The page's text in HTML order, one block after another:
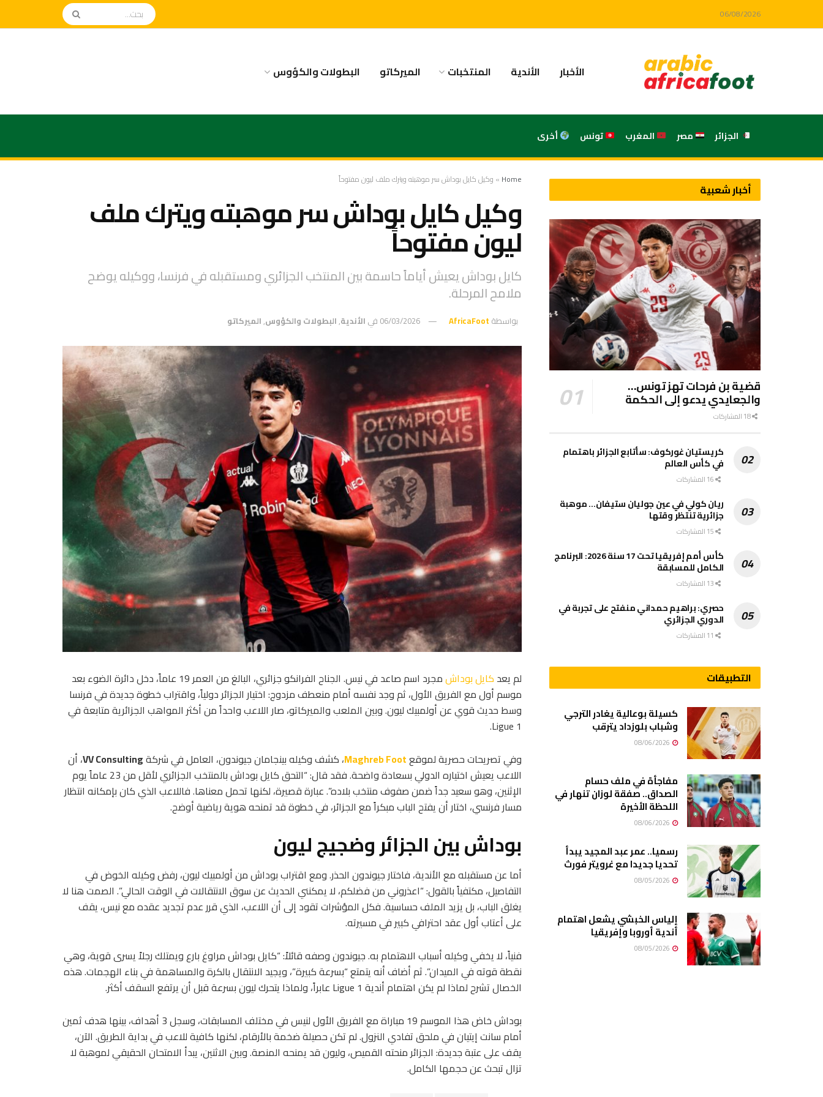
06/08/2026
الأخبار الأندية المنتخبات الميركاتو البطولات والكؤوس
الجزائر مصر المغرب تونس أخرى
Home
» وكيل كايل بوداش سر موهبته ويترك ملف ليون مفتوحاً
وكيل كايل بوداش سر موهبته ويترك ملف
ليون مفتوحاً
كايل بوداش يعيش أياماً حاسمة بين المنتخب الجزائري ومستقبله في فرنسا، ووكيله يوضح
ملامح المرحلة.
بواسطة AfricaFoot
06/03/2026 في الأندية,البطولات والكؤوس,الميركاتو
لم يعد كايل بوداش
مجرد اسم صاعد في نيس. الجناح الفرانكو جزائري، البالغ من العمر 19 عاماً، دخل دائرة الضوء بعد
موسم أول مع الفريق الأول، ثم وجد نفسه أمام منعطف مزدوج: اختيار الجزائر دولياً، واقتراب خطوة جديدة في فرنسا
وسط حديث قوي عن أولمبيك ليون. وبين الملعب والميركاتو، صار اللاعب واحداً من أكثر المواهب الجزائرية متابعة في
Ligue 1.
وفي تصريحات حصرية لموقعMaghreb Foot، كشف وكيله بينجامان جيوندون، العامل في شركةVV Consulting، أن
اللاعب يعيش اختياره الدولي بسعادة واضحة. فقد قال: “التحق كايل بوداش بالمنتخب الجزائري لأقل من 23 عاماً يوم
الإثنين، وهو سعيد جداً ضمن صفوف منتخب بلاده”. عبارة قصيرة، لكنها تحمل معناها. فاللاعب الذي كان بإمكانه انتظار
مسار فرنسي، اختار أن يفتح الباب مبكراً مع الجزائر، في خطوة قد تمنحه هوية رياضية أوضح.
بوداش بين الجزائر وضجيج ليون
أما عن مستقبله مع الأندية، فاختار جيوندون الحذر. ومع اقتراب بوداش من أولمبيك ليون، رفض وكيله الخوض في
التفاصيل، مكتفياً بالقول: “اعذروني من فضلكم، لا يمكنني الحديث عن سوق الانتقالات في الوقت الحالي”. الصمت هنا لا
يغلق الباب، بل يزيد الملف حساسية. فكل المؤشرات تقود إلى أن اللاعب، الذي قرر عدم تجديد عقده مع نيس، يقف
على أعتاب أول عقد احترافي كبير في مسيرته.
فنياً، لا يخفي وكيله أسباب الاهتمام به. جيوندون وصفه قائلاً: “كايل بوداش مراوغ بارع ويمتلك رجلاً يسرى قوية، وهي
نقطة قوته في الميدان”. ثم أضاف أنه يتمتع “بسرعة كبيرة”، ويجيد الانتقال بالكرة والمساهمة في بناء الهجمات. هذه
الخصال تشرح لماذا لم يكن اهتمام أندية Ligue 1 عابراً، ولماذا يتحرك ليون بسرعة قبل أن يرتفع السقف أكثر.
بوداش خاض هذا الموسم 19 مباراة مع الفريق الأول لنيس في مختلف المسابقات، وسجل 3 أهداف، بينها هدف ثمين
أمام سانت إيتيان في ملحق تفادي النزول. لم تكن حصيلة ضخمة بالأرقام، لكنها كافية للاعب في بداية الطريق. الآن،
يقف على عتبة جديدة: الجزائر منحته القميص، وليون قد يمنحه المنصة. وبين الاثنين، يبدأ الامتحان الحقيقي لموهبة لا
تزال تبحث عن حجمها الكامل.
أخبار شعبية
قضية بن فرحات تهز تونس…
والجعايدي يدعو إلى الحكمة
كريستيان غوركوف: سأتابع الجزائر باهتمام
في كأس العالم
ريان كولي في عين جوليان ستيفان… موهبة
جزائرية تنتظر وقتها
كأس أمم إفريقيا تحت 17 سنة 2026: البرنامج
الكامل للمسابقة
حصري: براهيم حمداني منفتح على تجربة في
الدوري الجزائري
التطبيقات
كسيلة بوعالية يغادر الترجي
وشباب بلوزداد يترقب
مفاجأة في ملف حسام
الصداق.. صفقة لوزان تنهار في
اللحظة الأخيرة
رسميا.. عمر عبد المجيد يبدأ
تحديا جديدا مع غرويتر فورث
إلياس الخبشي يشعل اهتمام
أندية أوروبا وإفريقيا